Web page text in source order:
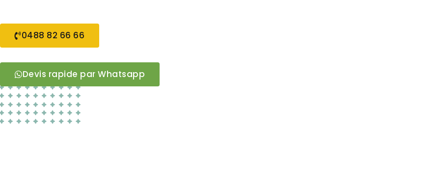
0488 82 66 66
Devis rapide par Whatsapp